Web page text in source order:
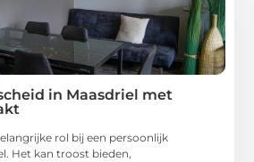
in Maasdriel met
rol bij een persoonlijk
Het kan troost bieden,